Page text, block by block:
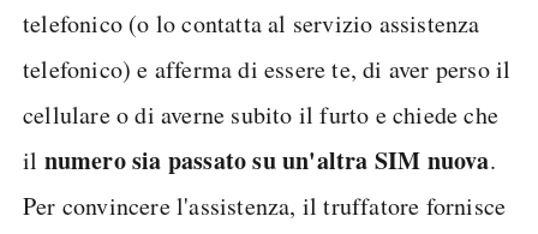
telefonico (o lo contatta al servizio assistenza
telefonico) e afferma di essere te, di aver perso il
cellulare o di averne subito il furto e chiede che
il numero sia passato su un'altra SIM nuova.
Per convincere l'assistenza, il truffatore fornisce